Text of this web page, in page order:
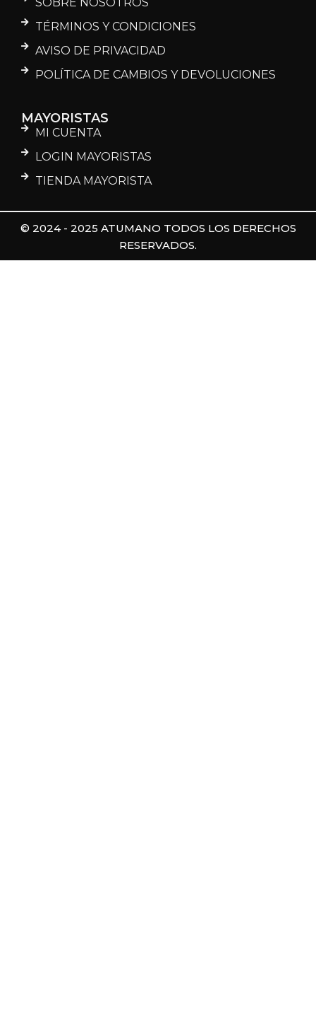
TÉRMINOS Y CONDICIONES
AVISO DE PRIVACIDAD
POLÍTICA DE CAMBIOS Y DEVOLUCIONES
MAYORISTAS
MI CUENTA
LOGIN MAYORISTAS
TIENDA MAYORISTA
© 2024 - 2025 ATUMANO TODOS LOS DERECHOS
RESERVADOS.